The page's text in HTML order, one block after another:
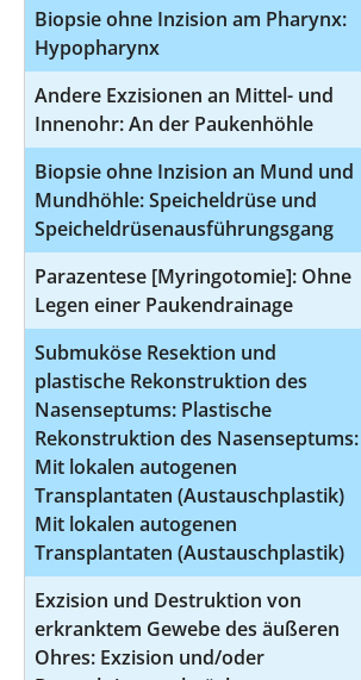
Biopsie ohne Inzision am Pharynx:
Hypopharynx
Andere Exzisionen an Mittel- und
Innenohr: An der Paukenhöhle
Biopsie ohne Inzision an Mund und
Mundhöhle: Speicheldrüse und
Speicheldrüsenausführungsgang
Parazentese [Myringotomie]: Ohne
Legen einer Paukendrainage
Submuköse Resektion und
plastische Rekonstruktion des
Nasenseptums: Plastische
Rekonstruktion des Nasenseptums:
Mit lokalen autogenen
Transplantaten (Austauschplastik)
Mit lokalen autogenen
Transplantaten (Austauschplastik)
Exzision und Destruktion von
erkranktem Gewebe des äußeren
Ohres: Exzision und/oder